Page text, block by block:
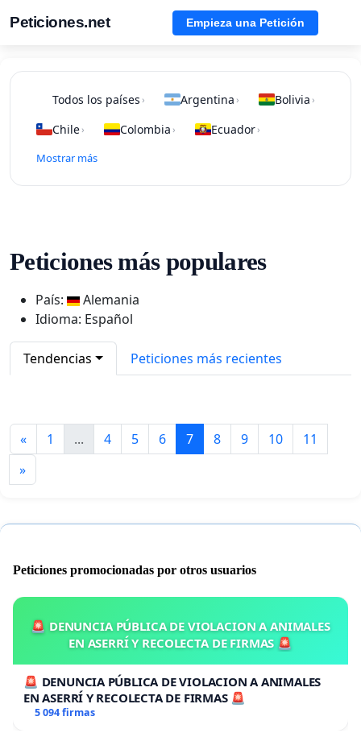
Peticiones.net Empieza una Petición
Todos los países › Argentina › Bolivia ›
Chile› Colombia › Ecuador›
Mostrar más
Peticiones más populares
País:
Alemania
Idioma: Español
Tendencias Peticiones más recientes
« 1 ... 4 5 6 7 8 9 10
11
»
Peticiones promocionadas por otros usuarios
🚨 DENUNCIA PÚBLICA DE VIOLACION A ANIMALES
EN ASERRÍ Y RECOLECTA DE FIRMAS 🚨
🚨 DENUNCIA PÚBLICA DE VIOLACION A ANIMALES
EN ASERRÍ Y RECOLECTA DE FIRMAS 🚨
5 094 firmas